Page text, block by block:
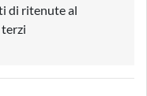
di ritenute al